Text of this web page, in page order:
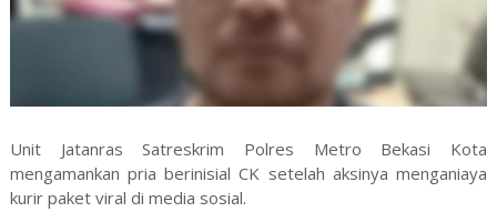
Unit Jatanras Satreskrim Polres Metro Bekasi Kota
mengamankan pria berinisial CK setelah aksinya menganiaya
kurir paket viral di media sosial.